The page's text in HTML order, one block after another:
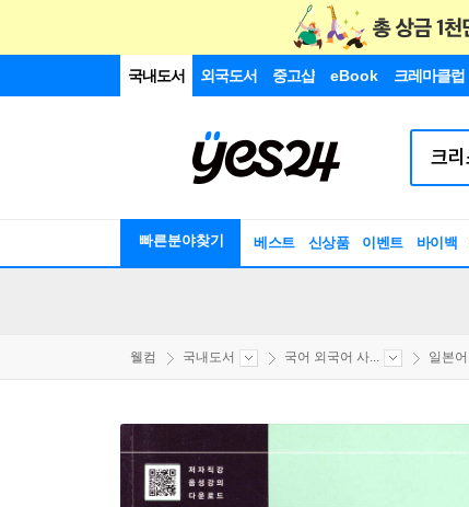
국내도서 외국도서 중고샵 eBook 크레마클럽
빠른분야찾기 베스트 신상품 이벤트 바이백
웰컴 국내도서 국어 외국어 사... 일본어